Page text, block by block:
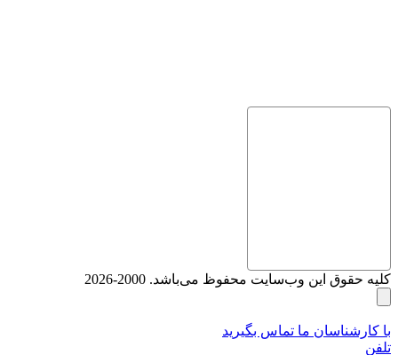
کلیه حقوق این وب‌سایت محفوظ می‌باشد. 2000-2026
با کارشناسان ما تماس بگیرید
تلفن